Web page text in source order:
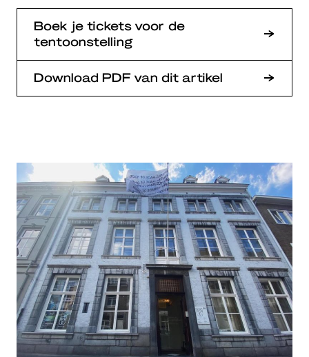
Boek je tickets voor de
tentoonstelling
Download PDF van dit artikel